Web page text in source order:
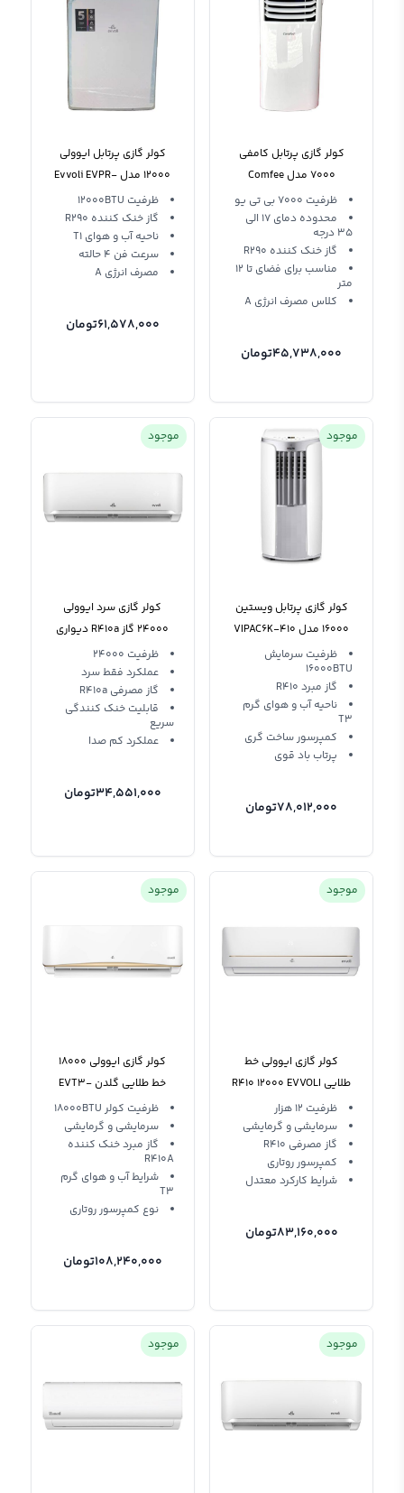
کولر گازی پرتابل کامفی
7000 مدل Comfee
MPPHA-7CRN7
ظرفیت 7000 بی تی یو
محدوده دمای 17 الی
35 درجه
گاز خنک کننده R290
مناسب برای فضای تا 12
متر
کلاس مصرف انرژی A
45,738,000تومان
کولر گازی پرتابل ایوولی
12000 مدل Evvoli EVPR-
12K-POظرفیت 12000BTU
گاز خنک کننده R290
ناحیه آب و هوای T1
سرعت فن 4 حالته
مصرف انرژی A
61,578,000تومان
موجود
کولر گازی پرتابل ویستین
16000 مدل VIPAC6K-410
ظرفیت سرمایش
16000BTU
گاز مبرد R410
ناحیه آب و هوای گرم
T3
کمپرسور ساخت گری
پرتاب باد قوی
78,012,000تومان
موجود
کولر گازی سرد ایوولی
24000 گاز R410a دیواری
Evooli EVPIS24K-MD-1
ظرفیت 24000
عملکرد فقط سرد
گاز مصرفی R410a
قابلیت خنک کنندگی
سریع
عملکرد کم صدا
34,551,000تومان
موجود
کولر گازی ایوولی خط
طلایی R410 12000 EVVOLI
EVCIS-12K-MD-1
ظرفیت 12 هزار
سرمایشی و گرمایشی
گاز مصرفی R410
کمپرسور روتاری
شرایط کارکرد معتدل
83,160,000تومان
موجود
کولر گازی ایوولی 18000
خط طلایی گلدن EVT3-
18K-MD T3 R410A
ظرفیت کولر 18000BTU
سرمایشی و گرمایشی
گاز مبرد خنک کننده
R410A
شرایط آب و هوای گرم
T3
نوع کمپرسور روتاری
108,240,000تومان
موجود موجود